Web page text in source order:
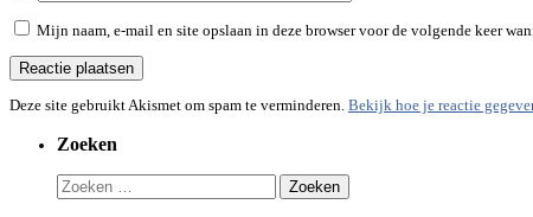
Mijn naam, e-mail en site opslaan in deze browser voor de volgende keer
Deze site gebruikt Akismet om spam te verminderen. Bekijk hoe je reactie
Zoeken
Zoeken
naar: